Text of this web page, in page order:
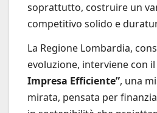
soprattutto, costruire un
competitivo solido e
La Regione Lombardia,
evoluzione, interviene con
Impresa Efficiente”, una
mirata, pensata per